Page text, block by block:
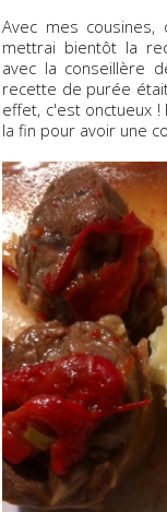
Avec mes cousines,
mettrai bientôt la
avec la conseillère
recette de purée
effet, c'est onctueux !
la fin pour avoir une